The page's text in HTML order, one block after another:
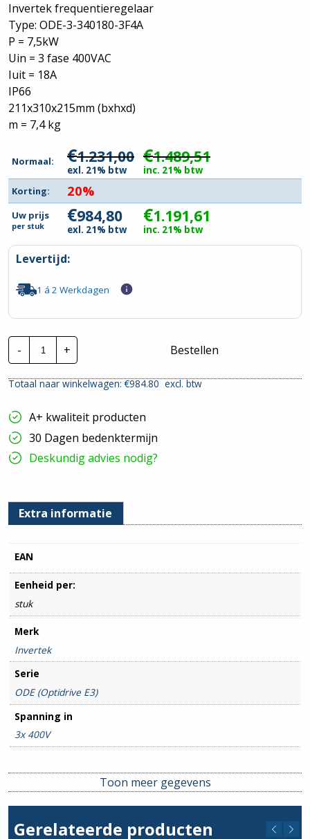
Invertek frequentieregelaar
Type: ODE-3-340180-3F4A
P = 7,5kW
Uin = 3 fase 400VAC
Iuit = 18A
IP66
211x310x215mm (bxhxd)
m = 7,4 kg
Normaal: €1.231,00
exl. 21% btw
€1.489,51
inc. 21% btw
Korting:
20%
Uw prijs
per stuk €984,80
exl. 21% btw
€1.191,61
inc. 21% btw
Levertijd:
1 á 2 Werkdagen
-
Invertek
Frequentieregelaar
|
3-
3F4A
|
P=7,5kw
hoeveelheid
+ Bestellen
Totaal naar winkelwagen: €984.80excl. btw
A+ kwaliteit producten
30 Dagen bedenktermijn
Deskundig advies nodig?
Extra informatie
EAN
Eenheid per:
stuk
Merk
Invertek
Serie
ODE (Optidrive E3)
Spanning in
3x 400V
3x 400V
Toon meer gegevens
Gerelateerde producten